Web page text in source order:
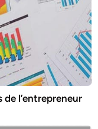
l’entrepreneur